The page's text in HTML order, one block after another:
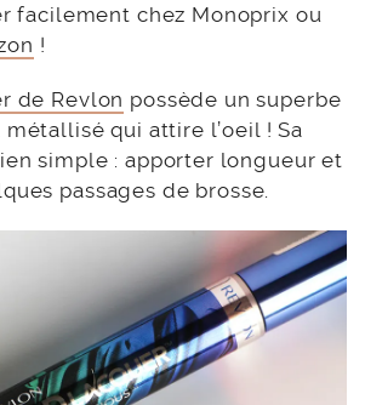
facilement chez Monoprix ou
!
de Revlon possède un superbe
qui attire l’oeil ! Sa
simple : apporter longueur et
passages de brosse.